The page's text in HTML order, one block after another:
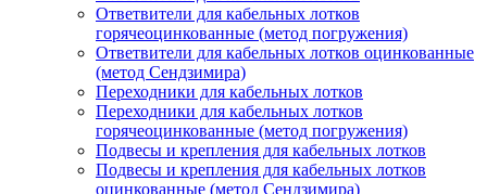
Ответвители для кабельных лотков
горячеоцинкованные (метод погружения)
Ответвители для кабельных лотков оцинкованные
(метод Сендзимира)
Переходники для кабельных лотков
Переходники для кабельных лотков
горячеоцинкованные (метод погружения)
Подвесы и крепления для кабельных лотков
Подвесы и крепления для кабельных лотков
оцинкованные (метод Сендзимира)